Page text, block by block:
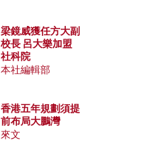
梁鏡威獲任方大副
校長 呂大樂加盟
社科院
本社編輯部
香港五年規劃須提
前布局大鵬灣
來文